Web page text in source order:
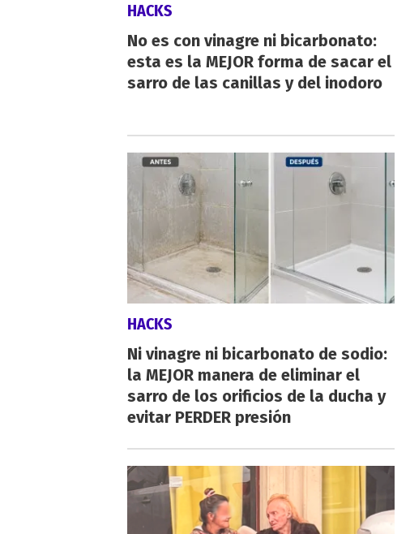
HACKS
No es con vinagre ni bicarbonato:
esta es la MEJOR forma de sacar el
sarro de las canillas y del inodoro
HACKS
Ni vinagre ni bicarbonato de sodio:
la MEJOR manera de eliminar el
sarro de los orificios de la ducha y
evitar PERDER presión